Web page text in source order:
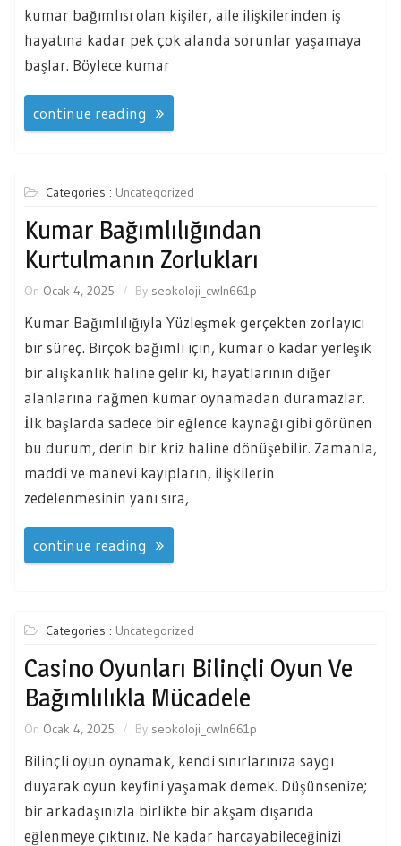
kumar bağımlısı olan kişiler, aile ilişkilerinden iş
hayatına kadar pek çok alanda sorunlar yaşamaya
başlar. Böylece kumar
continue reading
Categories : Uncategorized
Kumar Bağımlılığından
Kurtulmanın Zorlukları
On Ocak 4, 2025 By seokoloji_cwln661p
Kumar Bağımlılığıyla Yüzleşmek gerçekten zorlayıcı
bir süreç. Birçok bağımlı için, kumar o kadar yerleşik
bir alışkanlık haline gelir ki, hayatlarının diğer
alanlarına rağmen kumar oynamadan duramazlar.
İlk başlarda sadece bir eğlence kaynağı gibi görünen
bu durum, derin bir kriz haline dönüşebilir. Zamanla,
maddi ve manevi kayıpların, ilişkilerin
zedelenmesinin yanı sıra,
continue reading
Categories : Uncategorized
Casino Oyunları Bilinçli Oyun Ve
Bağımlılıkla Mücadele
On Ocak 4, 2025 By seokoloji_cwln661p
Bilinçli oyun oynamak, kendi sınırlarınıza saygı
duyarak oyun keyfini yaşamak demek. Düşünsenize;
bir arkadaşınızla birlikte bir akşam dışarıda
eğlenmeye çıktınız. Ne kadar harcayabileceğinizi